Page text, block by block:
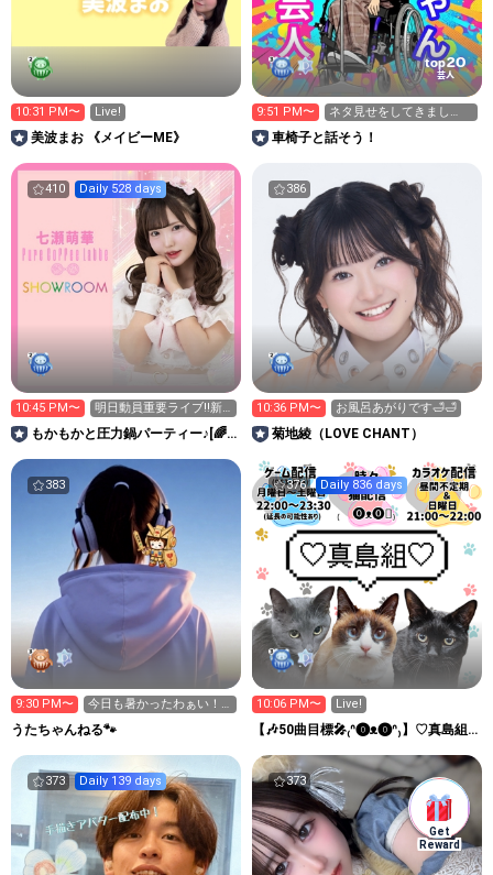
Get
Reward
10:31 PM〜 Live!
美波まお 《メイビーME》
top20
芸人
9:51 PM〜
ネタ見せをしてきまし
た！1位🥇死守
車椅子と話そう！
410 Daily 528 days
10:45 PM〜
明日動員重要ライブ‼️新
宿APEXIA19:00~
もかもかと圧力鍋パーティー♪[🌈
386
10:36 PM〜 お風呂あがりです🛁🛁
菊地綾（LOVE CHANT）
383
9:30 PM〜
今日も暑かったわぁい！
(￣▽￣;)
うたちゃんねる🐾
376 Daily 836 days
10:06 PM〜 Live!
【🎶50曲目標🎤₍ᐢ⓿ᴥ⓿ᐢ₎】♡真島組
373 Daily 139 days 373